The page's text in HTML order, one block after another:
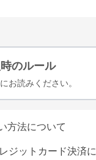
のルール
お読みください。
方法について
ジットカード決済に